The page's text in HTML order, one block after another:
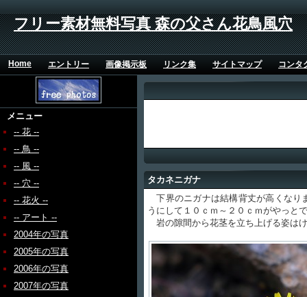
フリー素材無料写真 森の父さん花鳥風穴
Home エントリー 画像掲示板 リンク集 サイトマップ コンタ
メニュー
-- 花 --
-- 鳥 --
-- 風 --
-- 穴 --
-- 花火 --
-- アート --
2004年の写真
2005年の写真
2006年の写真
2007年の写真
タカネニガナ
下界のニガナは結構背丈が高くなり
うにして１０ｃｍ～２０ｃｍがやっと
岩の隙間から花茎を立ち上げる姿は